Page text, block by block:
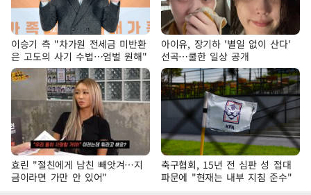
이승기 측 "차가원 전세금 미반환
은 고도의 사기 수법…엄벌 원해"
아이유, 장기하 '별일 없이 산다'
선곡…쿨한 일상 공개
효린 "절친에게 남친 빼앗겨…지
금이라면 가만 안 있어"
축구협회, 15년 전 심판 성 접대
파문에 "현재는 내부 지침 준수"